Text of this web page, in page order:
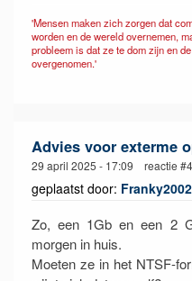
'Mensen maken zich zorgen dat
worden en de wereld overnemen,
probleem is dat ze te dom zijn en
overgenomen.'
Advies voor exterme
29 april 2025 - 17:09 reactie #4
geplaatst door: Franky2002
Zo, een 1Gb en een 2
morgen in huis.
Moeten ze in het NTSF-